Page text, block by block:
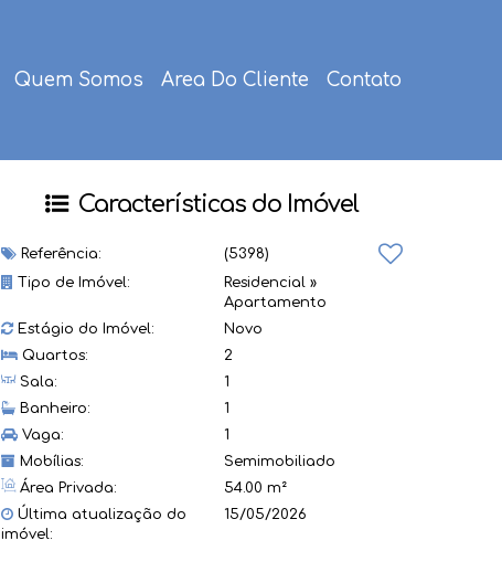
Quem Somos Area Do Cliente Contato
Características do Imóvel
Referência:
(5398)
Tipo de Imóvel:
Residencial »
Apartamento
Estágio do Imóvel:
Novo
Quartos:
2
Sala:
1
Banheiro:
1
Vaga:
1
Mobílias:
Semimobiliado
Área Privada:
54.00 m²
Última atualização do
imóvel:
15/05/2026